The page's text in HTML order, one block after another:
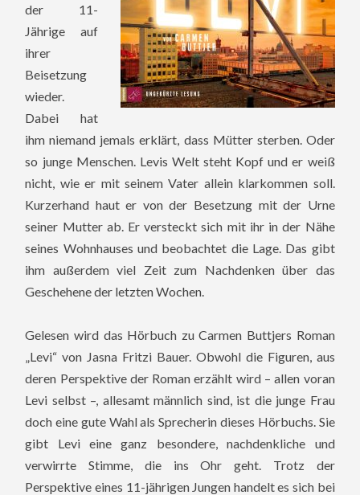
der 11-
Jährige auf
ihrer
Beisetzung
wieder.
Dabei hat
ihm niemand jemals erklärt, dass Mütter sterben. Oder
so junge Menschen. Levis Welt steht Kopf und er weiß
nicht, wie er mit seinem Vater allein klarkommen soll.
Kurzerhand haut er von der Besetzung mit der Urne
seiner Mutter ab. Er versteckt sich mit ihr in der Nähe
seines Wohnhauses und beobachtet die Lage. Das gibt
ihm außerdem viel Zeit zum Nachdenken über das
Geschehene der letzten Wochen.
Gelesen wird das Hörbuch zu Carmen Buttjers Roman
„Levi“ von Jasna Fritzi Bauer. Obwohl die Figuren, aus
deren Perspektive der Roman erzählt wird – allen voran
Levi selbst –, allesamt männlich sind, ist die junge Frau
doch eine gute Wahl als Sprecherin dieses Hörbuchs. Sie
gibt Levi eine ganz besondere, nachdenkliche und
verwirrte Stimme, die ins Ohr geht. Trotz der
Perspektive eines 11-jährigen Jungen handelt es sich bei